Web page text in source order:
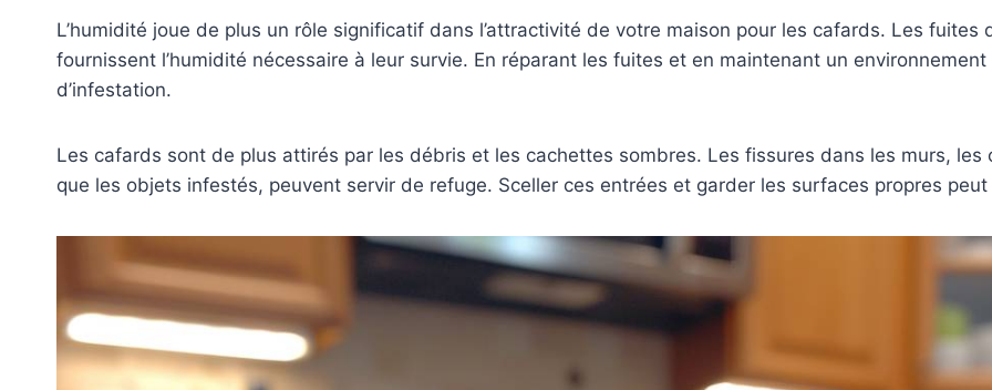
L’humidité joue de plus un rôle significatif dans l’attractivité de votre maison pour les cafards. Les fuites
fournissent l’humidité nécessaire à leur survie. En réparant les fuites et en maintenant un
d’infestation.
Les cafards sont de plus attirés par les débris et les cachettes sombres. Les fissures dans les murs,
que les objets infestés, peuvent servir de refuge. Sceller ces entrées et garder les surfaces propres